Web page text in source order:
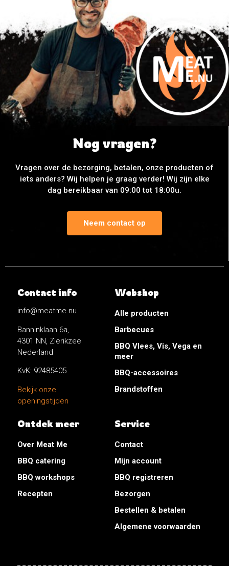
Nog vragen?
Vragen over de bezorging, betalen, onze producten of
iets anders? Wij helpen je graag verder! Wij zijn elke
dag bereikbaar van 09:00 tot 18:00u.
Neem contact op
Contact info
info@meatme.nu
Banninklaan 6a,
4301 NN, Zierikzee
Nederland
KvK: 92485405
Bekijk onze
openingstijden
Webshop
Alle producten
Barbecues
BBQ Vlees, Vis, Vega en
meer
BBQ-accessoires
Brandstoffen
Ontdek meer
Over Meat Me
BBQ catering
BBQ workshops
Recepten
Service
Contact
Mijn account
BBQ registreren
Bezorgen
Bestellen & betalen
Algemene voorwaarden